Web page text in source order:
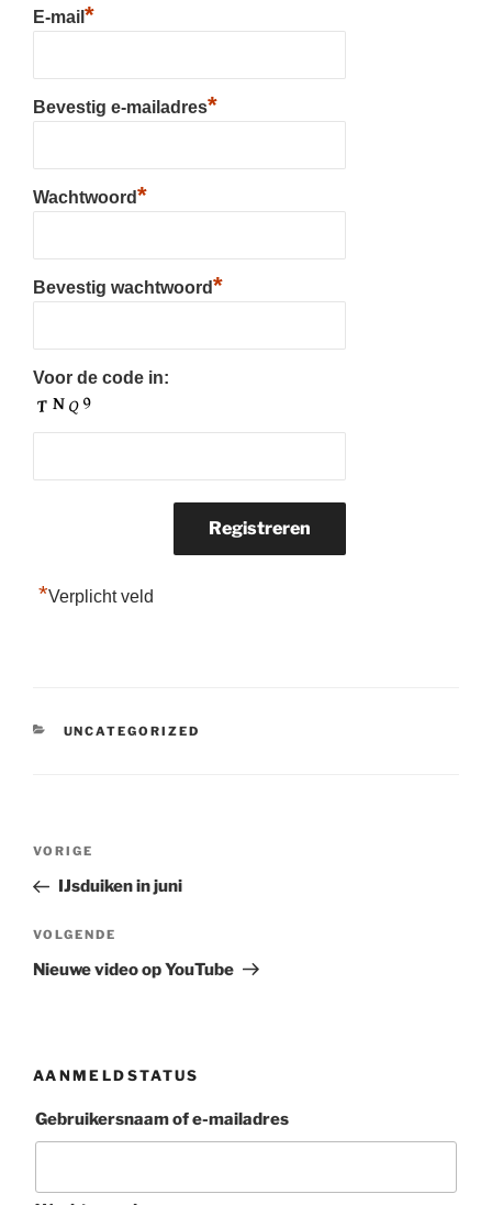
E-mail *
Bevestig e-mailadres*
Wachtwoord*
Bevestig wachtwoord*
Voor de code in:
*Verplicht veld
CATEGORIEËN
UNCATEGORIZED
Berichtnavigatie
Vorig
bericht
VORIGE
IJsduiken in juni
Volgend
bericht
VOLGENDE
Nieuwe video op YouTube
AANMELDSTATUS
Gebruikersnaam of e-mailadres